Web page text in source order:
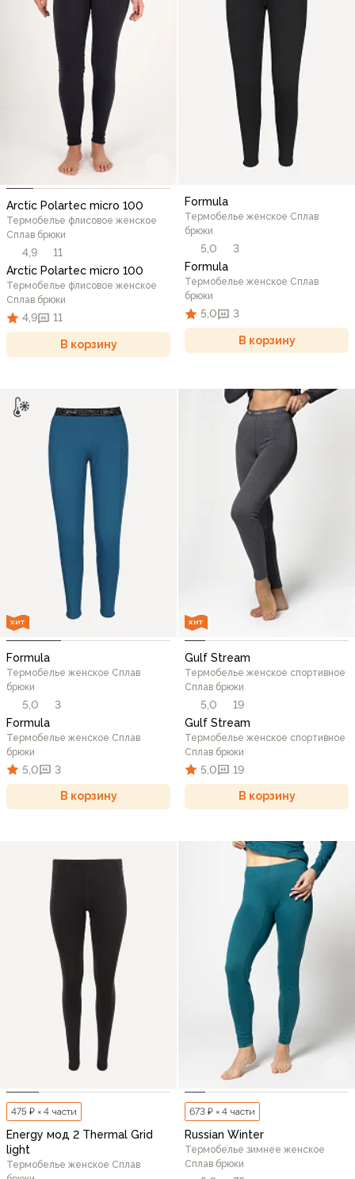
Arctic Polartec micro 100
Термобелье флисовое женское
Сплав брюки
4,9
11
Arctic Polartec micro 100
Термобелье флисовое женское
Сплав брюки
4,9 11
В корзину
Formula
Термобелье женское Сплав
брюки
5,0
3
Formula
Термобелье женское Сплав
брюки
5,0 3
В корзину
ХИТ
Formula
Термобелье женское Сплав
брюки
5,0
3
Formula
Термобелье женское Сплав
брюки
5,0 3
В корзину
ХИТ
Gulf Stream
Термобелье женское спортивное
Сплав брюки
5,0
19
Gulf Stream
Термобелье женское спортивное
Сплав брюки
5,0 19
В корзину
475 ₽ × 4 части
Energy мод 2 Thermal Grid
light
Термобелье женское Сплав
673 ₽ × 4 части
Russian Winter
Термобелье зимнее женское
Сплав брюки